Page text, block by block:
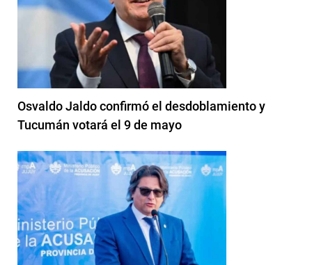
Osvaldo Jaldo confirmó el desdoblamiento y
Tucumán votará el 9 de mayo